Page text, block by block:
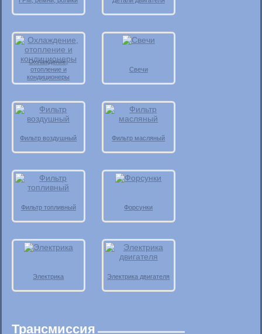
Охлаждение,
отопление и
кондиционеры
Свечи
Фильтр воздушный Фильтр масляный
Фильтр топливный Форсунки
Электрика Электрика двигателя
Трансмиссия